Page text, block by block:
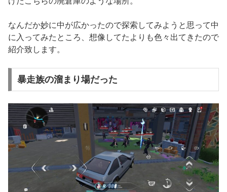
なんだか妙に中が広かったので探索してみようと思って中
に入ってみたところ、想像してたよりも色々出てきたので
紹介致します。
暴走族の溜まり場だった